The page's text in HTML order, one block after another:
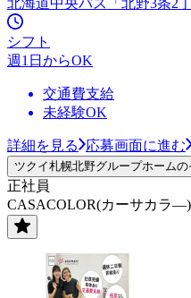
シフト
週1日からOK
交通費支給
未経験OK
詳細を見る 応募画面に進む
ツクイ札幌北野グループホーム
正社員
CASACOLOR(カーサカラ